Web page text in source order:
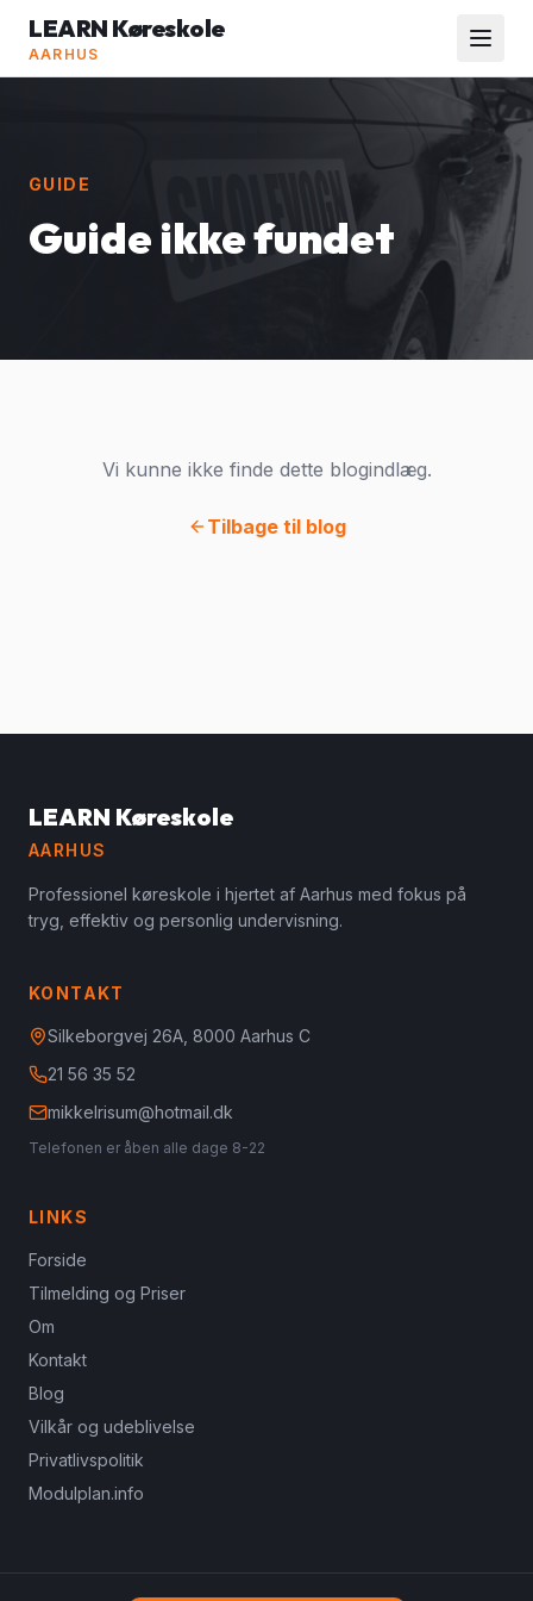
LEARN Køreskole
AARHUS
GUIDE
Guide ikke fundet
Vi kunne ikke finde dette blogindlæg.
Tilbage til blog
LEARN Køreskole
AARHUS
Professionel køreskole i hjertet af Aarhus med fokus på
tryg, effektiv og personlig undervisning.
KONTAKT
Silkeborgvej 26A, 8000 Aarhus C
21 56 35 52
mikkelrisum@hotmail.dk
Telefonen er åben alle dage 8-22
LINKS
Forside
Tilmelding og Priser
Om
Kontakt
Blog
Vilkår og udeblivelse
Privatlivspolitik
Modulplan.info